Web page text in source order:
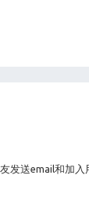
发送email和加入